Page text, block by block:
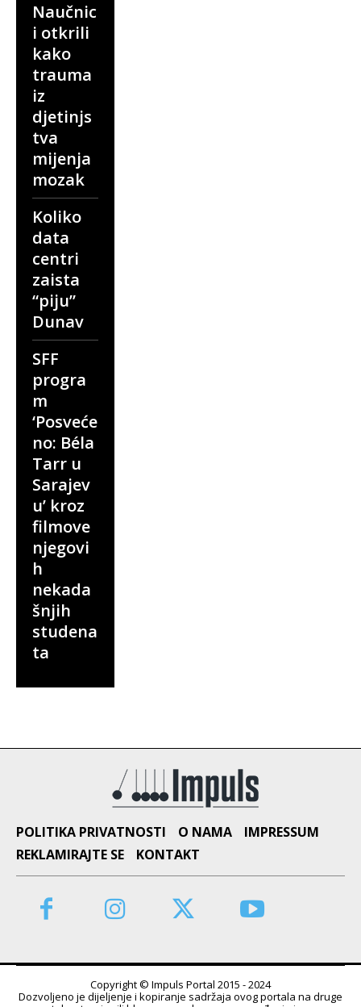
Naučnic
i otkrili
kako
trauma
iz
djetinjs
tva
mijenja
mozak
Koliko
data
centri
zaista
“piju”
Dunav
SFF
progra
m
‘Posveće
no: Béla
Tarr u
Sarajev
u’ kroz
filmove
njegovi
h
nekada
šnjih
studena
ta
POLITIKA PRIVATNOSTI O NAMA
IMPRESSUM
REKLAMIRAJTE SE
KONTAKT
Copyright © Impuls Portal 2015 - 2024
Dozvoljeno je dijeljenje i kopiranje sadržaja ovog portala na druge